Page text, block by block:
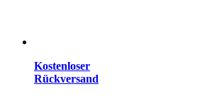
Kostenloser
Rückversand